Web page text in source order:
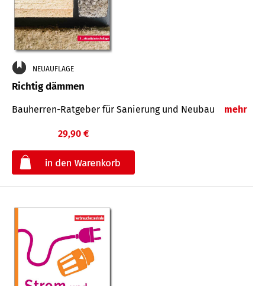
NEUAUFLAGE
Richtig dämmen
Bauherren-Ratgeber für Sanierung und Neubau mehr
29,90 €